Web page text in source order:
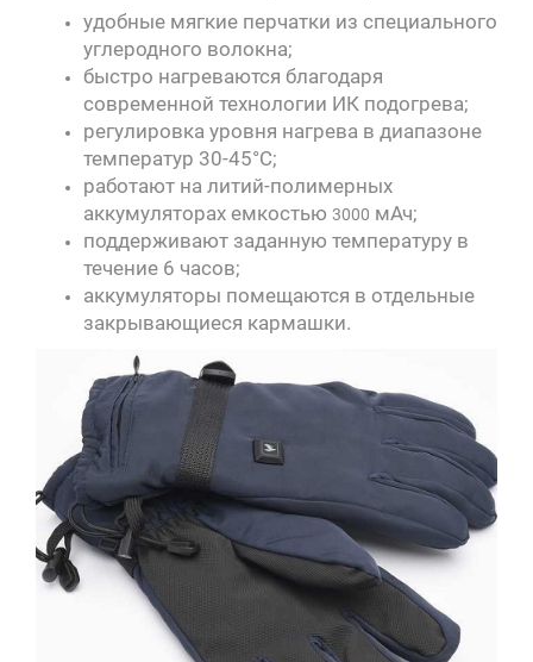
удобные мягкие перчатки из специального
углеродного волокна;
быстро нагреваются благодаря
современной технологии ИК подогрева;
регулировка уровня нагрева в диапазоне
температур 30-45°С;
работают на литий-полимерных
аккумуляторах емкостью 3000 мАч;
поддерживают заданную температуру в
течение 6 часов;
аккумуляторы помещаются в отдельные
закрывающиеся кармашки.